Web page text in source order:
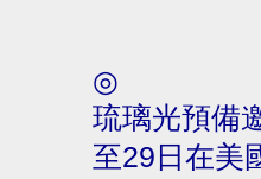
◎
琉璃光預備
至29日在美